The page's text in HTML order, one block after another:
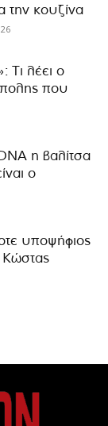
την κουζίνα
Τι λέει ο
που
η βαλίτσα
ο
υποψήφιος